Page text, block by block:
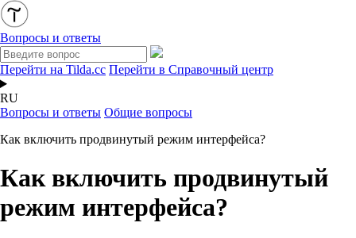
Вопросы и ответы
Перейти на Tilda.cc Перейти в Справочный центр
RU
Вопросы и ответы Общие вопросы
Как включить продвинутый режим интерфейса?
Как включить продвинутый
режим интерфейса?